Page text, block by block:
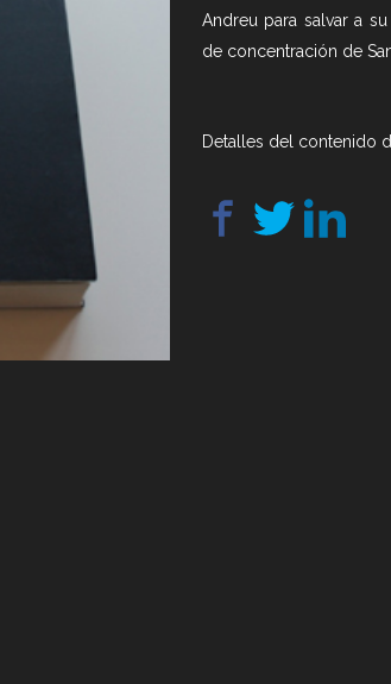
Andreu para salvar a
de concentración de
Detalles del contenido